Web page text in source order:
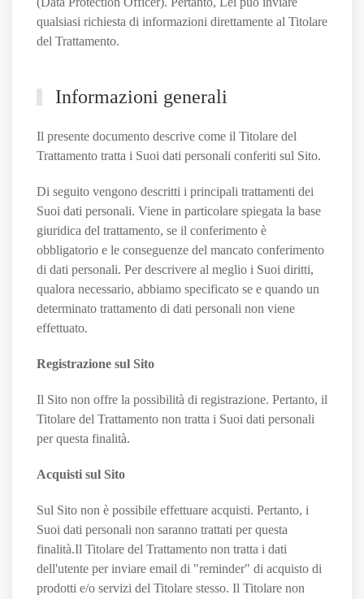
qualsiasi richiesta di informazioni direttamente al Titolare
del Trattamento.
Informazioni generali
Il presente documento descrive come il Titolare del
Trattamento tratta i Suoi dati personali conferiti sul Sito.
Di seguito vengono descritti i principali trattamenti dei
Suoi dati personali. Viene in particolare spiegata la base
giuridica del trattamento, se il conferimento è
obbligatorio e le conseguenze del mancato conferimento
di dati personali. Per descrivere al meglio i Suoi diritti,
qualora necessario, abbiamo specificato se e quando un
determinato trattamento di dati personali non viene
effettuato.
Registrazione sul Sito
Il Sito non offre la possibilità di registrazione. Pertanto, il
Titolare del Trattamento non tratta i Suoi dati personali
per questa finalità.
Acquisti sul Sito
Sul Sito non è possibile effettuare acquisti. Pertanto, i
Suoi dati personali non saranno trattati per questa
finalità.Il Titolare del Trattamento non tratta i dati
dell'utente per inviare email di "reminder" di acquisto di
prodotti e/o servizi del Titolare stesso. Il Titolare non